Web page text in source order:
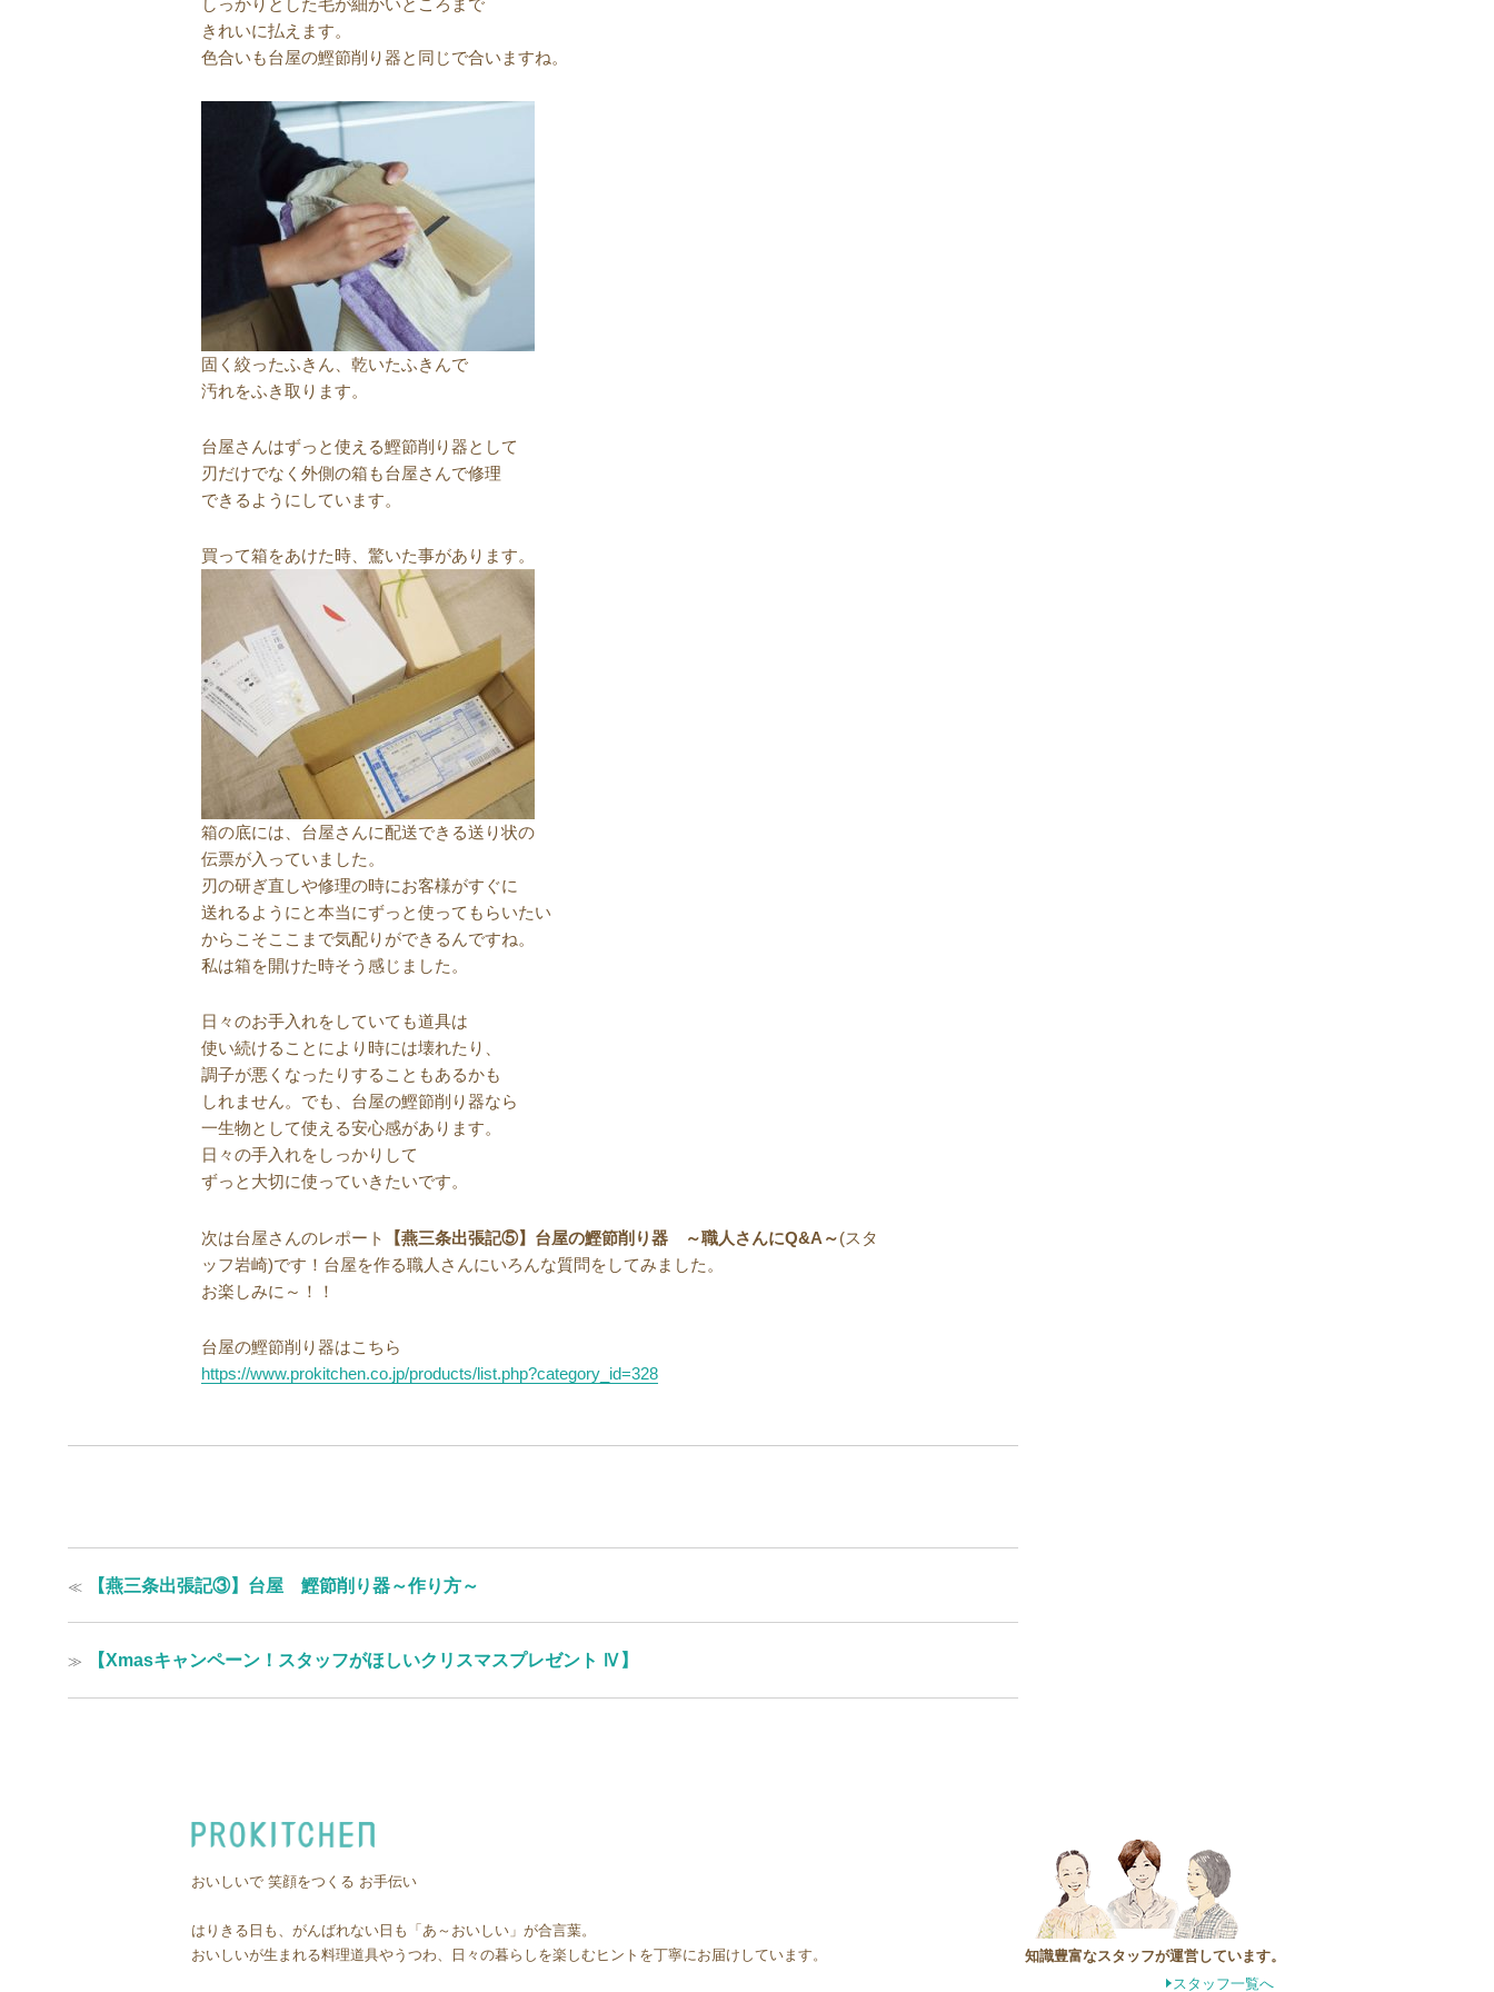
しっかりとした毛が細かいところまで
きれいに払えます。
色合いも台屋の鰹節削り器と同じで合いますね。
固く絞ったふきん、乾いたふきんで
汚れをふき取ります。
台屋さんはずっと使える鰹節削り器として
刃だけでなく外側の箱も台屋さんで修理
できるようにしています。
買って箱をあけた時、驚いた事があります。
箱の底には、台屋さんに配送できる送り状の
伝票が入っていました。
刃の研ぎ直しや修理の時にお客様がすぐに
送れるようにと本当にずっと使ってもらいたい
からこそここまで気配りができるんですね。
私は箱を開けた時そう感じました。
日々のお手入れをしていても道具は
使い続けることにより時には壊れたり、
調子が悪くなったりすることもあるかも
しれません。でも、台屋の鰹節削り器なら
一生物として使える安心感があります。
日々の手入れをしっかりして
ずっと大切に使っていきたいです。
次は台屋さんのレポート 【燕三条出張記⑤】台屋の鰹節削り器 ～職人さんにQ&A～(スタ
ッフ岩崎)です！台屋を作る職人さんにいろんな質問をしてみました。
お楽しみに～！！
台屋の鰹節削り器はこちら
https://www.prokitchen.co.jp/products/list.php?category_id=328
稿
ナ
ビ
ゲ
≪
過
の
投
稿:
【燕三条出張記③】台屋 鰹節削り器～作り方～
≫
次
投
【Xmasキャンペーン！スタッフがほしいクリスマスプレゼント Ⅳ】
おいしいで 笑顔をつくる お手伝い
はりきる日も、がんばれない日も「あ～おいしい」が合言葉。
おいしいが生まれる料理道具やうつわ、日々の暮らしを楽しむヒントを丁寧にお届けしています。
知識豊富なスタッフが運営しています。
スタッフ一覧へ